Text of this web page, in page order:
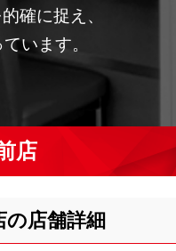
確に捉え、
います。
店
の店舗詳細